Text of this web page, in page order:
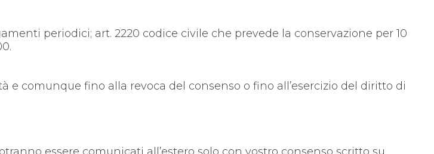
periodici; art. 2220 codice civile che prevede la conservazione per 10
comunque fino alla revoca del consenso o fino all’esercizio del diritto di